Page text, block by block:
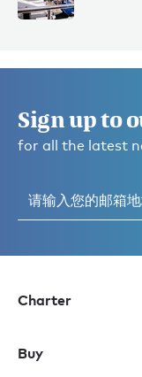
Sign up to
for all the latest
Charter
Buy